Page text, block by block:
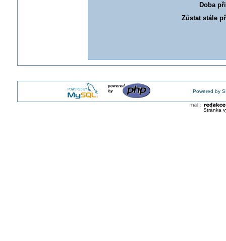
Doba
Zůstat stále
Powered by
Stránka